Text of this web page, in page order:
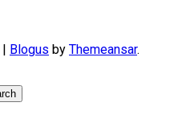
| Blogus by Themeansar.